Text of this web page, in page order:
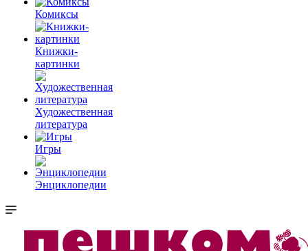
Комиксы
Книжки-
картинки
Художественная
литература
Игры
Энциклопедии